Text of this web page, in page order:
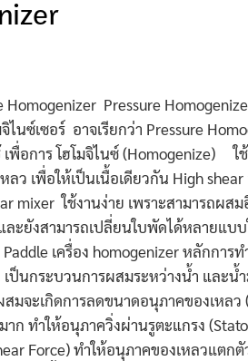
Homogenizer Pressure
ไนซ์เซอร์ อาจเรียกว่า Pressure
พื่อการ โฮโมจิไนซ์ (Homogenize) ใ
ว เพื่อให้เป็นเนื้อเดียวกัน High shear
mixer ใช้งานง่าย เพราะสามารถผส
ะยังสามารถเปลี่ยนใบพัดได้หลายแบบ
เครื่อง homogenizer หลักการทํ
ป็นกระบวนการผสมระหว่างน้ำ และน้
มจะเกิดการลดขนาดอนุภาคของเหลว
ก ทำให้อนุภาควิ่งผ่านรูตะแกรง
Force) ทำให้อนุภาคของเหลวแตก